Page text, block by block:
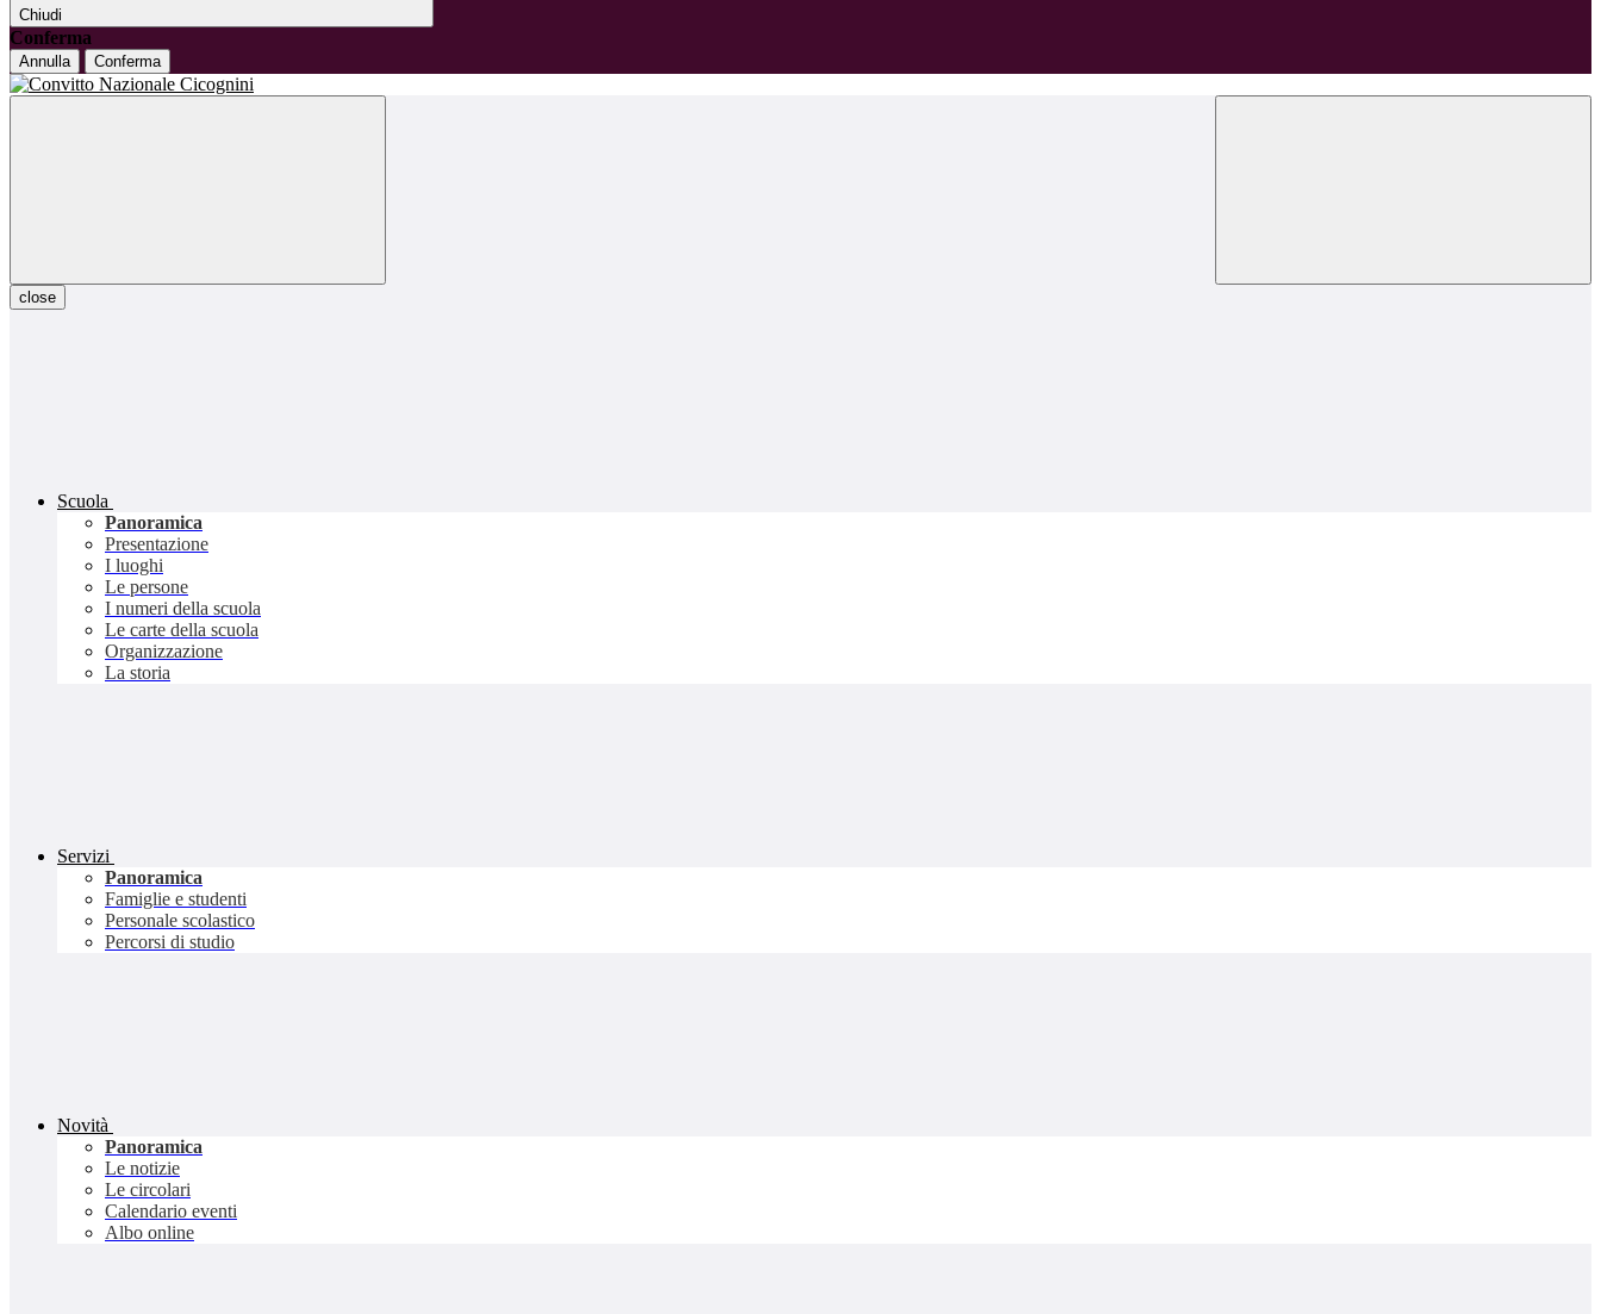
Chiudi
Conferma
Annulla Conferma
close
Scuola
Panoramica
Presentazione
I luoghi
Le persone
I numeri della scuola
Le carte della scuola
Organizzazione
La storia
Servizi
Panoramica
Famiglie e studenti
Personale scolastico
Percorsi di studio
Novità
Panoramica
Le notizie
Le circolari
Calendario eventi
Albo online